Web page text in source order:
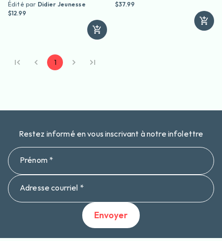
Édité par Didier Jeunesse
$12.99
$37.99
1
Restez informé en vous inscrivant à notre infolettre
Prénom *
Adresse courriel *
Envoyer